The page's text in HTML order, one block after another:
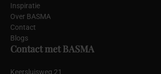
Inspiratie
Over BASMA
Contact
Blogs
Contact met BASMA
Keersluisweg 21